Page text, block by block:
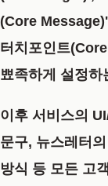
(Core
터치포인트
뾰족하게 설정하
이후 서비스의
문구, 뉴스레터
방식 등 모든 고